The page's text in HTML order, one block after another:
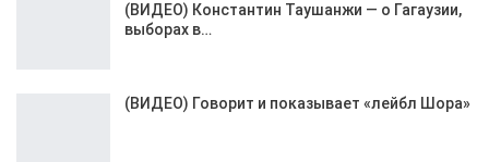
(ВИДЕО) Константин Таушанжи — о Гагаузии,
выборах в…
(ВИДЕО) Говорит и показывает «лейбл Шора»